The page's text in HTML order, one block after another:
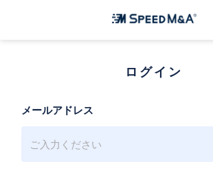
ログイン
メールアドレス